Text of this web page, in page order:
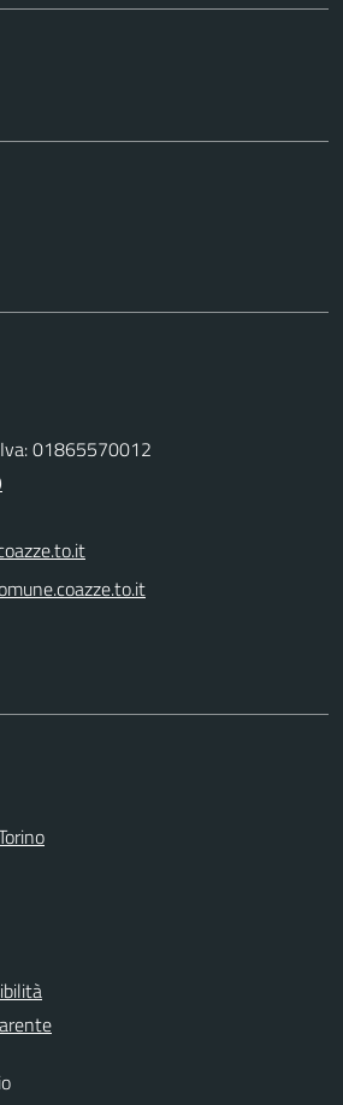
01865570012